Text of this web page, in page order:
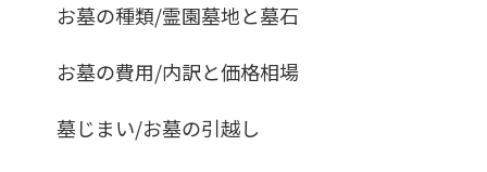
お墓の種類/霊園墓地と墓石
お墓の費用/内訳と価格相場
墓じまい/お墓の引越し